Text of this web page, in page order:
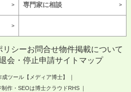
専門家に相談
リシーお問合せ物件掲載について
会・停止申請サイトマップ
ツール【メディア博士】
作・SEOは博士クラウドRHS